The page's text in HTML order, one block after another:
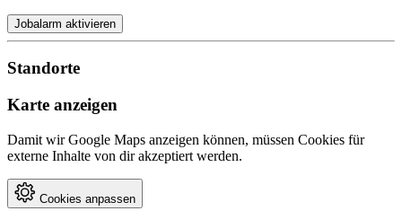
Jobalarm aktivieren
Standorte
Karte anzeigen
Damit wir Google Maps anzeigen können, müssen Cookies für
externe Inhalte von dir akzeptiert werden.
Cookies anpassen